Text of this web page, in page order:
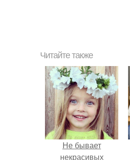
Читайте также
Не бывает
некрасивых